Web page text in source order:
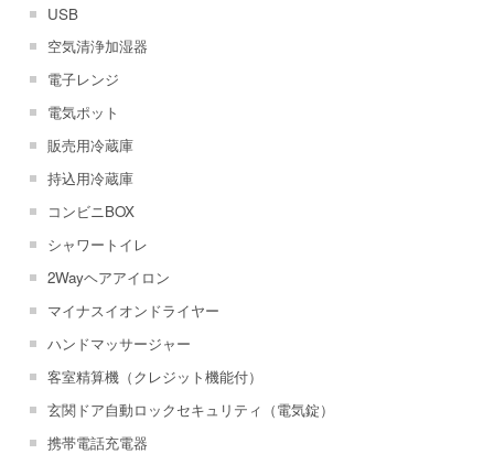
USB
空気清浄加湿器
電子レンジ
電気ポット
販売用冷蔵庫
持込用冷蔵庫
コンビニBOX
シャワートイレ
2Wayヘアアイロン
マイナスイオンドライヤー
ハンドマッサージャー
客室精算機（クレジット機能付）
玄関ドア自動ロックセキュリティ（電気錠）
携帯電話充電器